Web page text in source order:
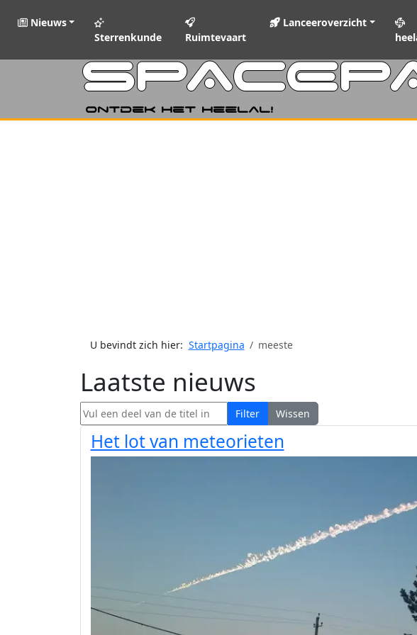
Nieuws
Sterrenkunde
Ruimtevaart
Lanceeroverzicht
Ontdek het heelal!
U bevindt zich hier: Startpagina meeste
Laatste nieuws
Vul een deel van de titel in Filter Wissen
Het lot van meteorieten